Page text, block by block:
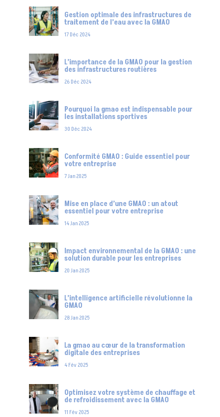
Gestion optimale des infrastructures de
traitement de l’eau avec la GMAO
17 Déc 2024
L’importance de la GMAO pour la gestion
des infrastructures routières
26 Déc 2024
Pourquoi la gmao est indispensable pour
les installations sportives
30 Déc 2024
Conformité GMAO : Guide essentiel pour
votre entreprise
7 Jan 2025
Mise en place d’une GMAO : un atout
essentiel pour votre entreprise
14 Jan 2025
Impact environnemental de la GMAO : une
solution durable pour les entreprises
20 Jan 2025
L’intelligence artificielle révolutionne la
GMAO
28 Jan 2025
La gmao au cœur de la transformation
digitale des entreprises
4 Fév 2025
Optimisez votre système de chauffage et
de refroidissement avec la GMAO
11 Fév 2025